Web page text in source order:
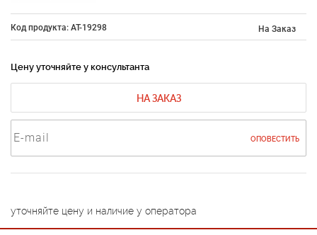
Код продукта: AT-19298 На Заказ
Цену уточняйте у консультанта
НА ЗАКАЗ
ОПОВЕСТИТЬ
уточняйте цену и наличие у оператора